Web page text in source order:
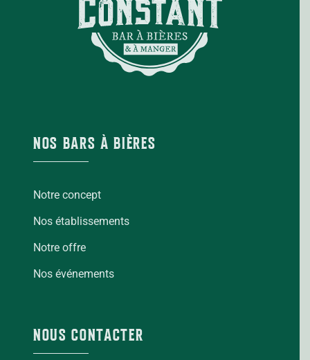
NOS BARS À BIÈRES
Notre concept
Nos établissements
Notre offre
Nos événements
NOUS CONTACTER